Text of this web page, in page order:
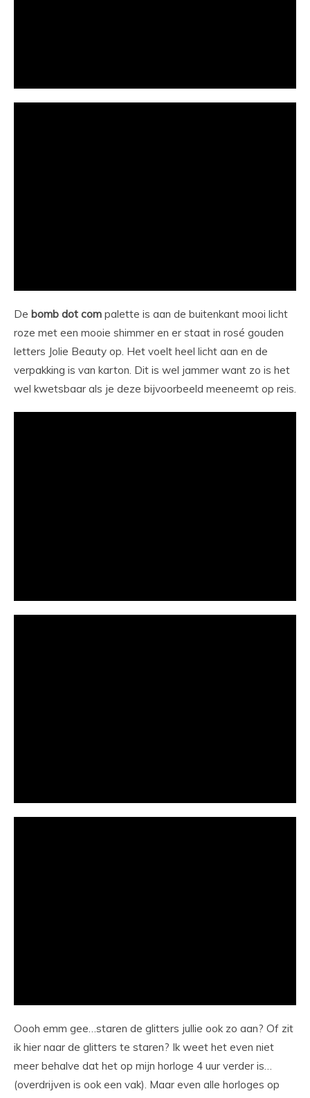
De bomb dot com palette is aan de buitenkant mooi licht
roze met een mooie shimmer en er staat in rosé gouden
letters Jolie Beauty op. Het voelt heel licht aan en de
verpakking is van karton. Dit is wel jammer want zo is het
wel kwetsbaar als je deze bijvoorbeeld meeneemt op reis.
Oooh emm gee…staren de glitters jullie ook zo aan? Of zit
ik hier naar de glitters te staren? Ik weet het even niet
meer behalve dat het op mijn horloge 4 uur verder is…
(overdrijven is ook een vak). Maar even alle horloges op